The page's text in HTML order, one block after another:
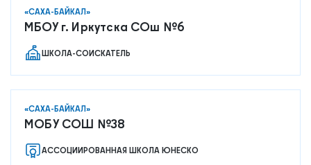
«САХА-БАЙКАЛ»
МБОУ г. Иркутска СОш №6
ШКОЛА-СОИСКАТЕЛЬ
«САХА-БАЙКАЛ»
МОБУ СОШ №38
АССОЦИИРОВАННАЯ ШКОЛА ЮНЕСКО